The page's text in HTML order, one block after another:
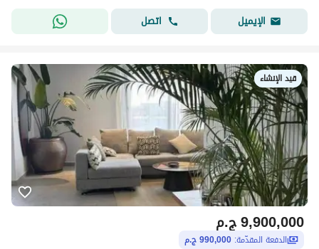
الإيميل
اتصل
قيد الإنشاء
ج.م9,900,000
الدفعة المقدّمة: 990,000 ج.م